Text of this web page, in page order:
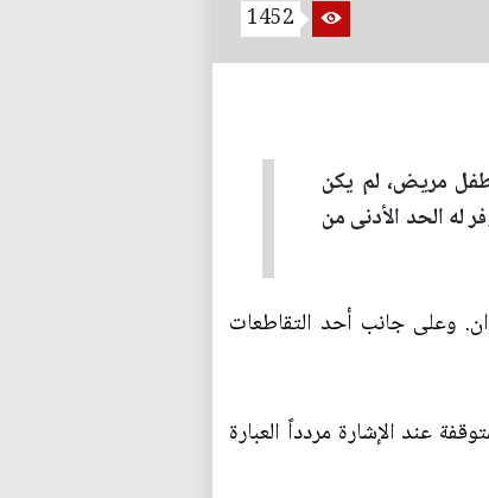
1452
مريض، لم يكن
له الحد الأدنى من
وعلى جانب أحد التقاطعات
عند الإشارة مردداً العبارة